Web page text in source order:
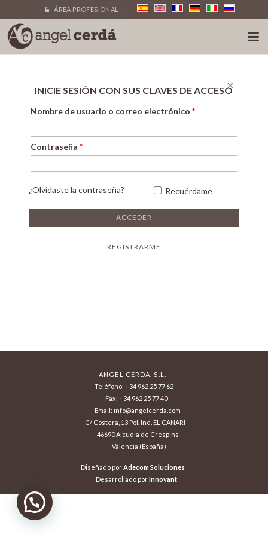
ÁREA PROFESIONAL
INICIE SESIÓN CON SUS CLAVES DE ACCESO
Nombre de usuario o correo electrónico *
Contraseña *
¿Olvidaste la contraseña? Recuérdame
REGISTRARME
×
ANGEL CERDA, S.L.
Teléfono: +34 962 25 77 62
Fax: +34 962 25 77 40
Email: info@angelcerda.com
C/ Costera, 13 Pol. Ind. EL CANARI
46690 Alcudia de Crespins
Valencia (España)
Diseñado porAdecom Soluciones
Desarrollado porInnovant